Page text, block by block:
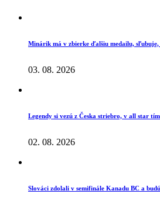
Minárik má v zbierke ďalšiu medailu, sľubuje,
03. 08. 2026
Legendy si vezú z Česka striebro, v all star
02. 08. 2026
Slováci zdolali v semifinále Kanadu BC a